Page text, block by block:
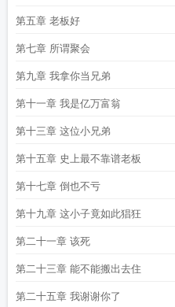
第五章 老板好
第七章 所谓聚会
第九章 我拿你当兄弟
第十一章 我是亿万富翁
第十三章 这位小兄弟
第十五章 史上最不靠谱老板
第十七章 倒也不亏
第十九章 这小子竟如此猖狂
第二十一章 该死
第二十三章 能不能搬出去住
第二十五章 我谢谢你了